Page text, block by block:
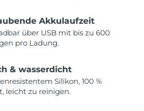
Akkulaufzeit
über USB mit bis zu 600
pro Ladung.
& wasserdicht
Silikon, 100 %
leicht zu reinigen.